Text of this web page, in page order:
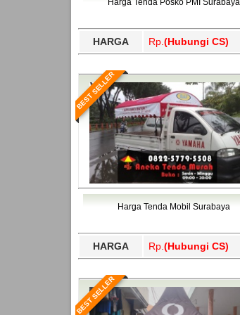
HARGA Rp. (Hubungi CS)
BEST SELLER
Harga Tenda Mobil Surabaya
HARGA Rp. (Hubungi CS)
BEST SELLER